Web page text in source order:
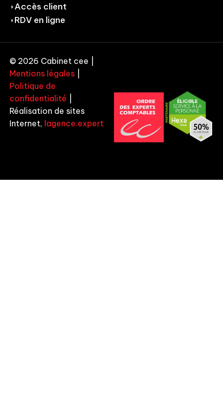
Accès client
RDV en ligne
© 2026 Cabinet cee |
Mentions légales
Politique de
confidentialité
Réalisation de sites
Internet, lagence.expert